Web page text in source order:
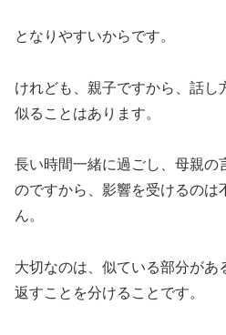
となりやすいからです。
けれども、親子ですから、話し
似ることはあります。
長い時間一緒に過ごし、母親の
のですから、影響を受けるのは
ん。
大切なのは、似ている部分があ
返すことを分けることです。